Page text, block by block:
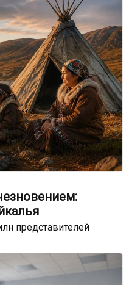
представителей